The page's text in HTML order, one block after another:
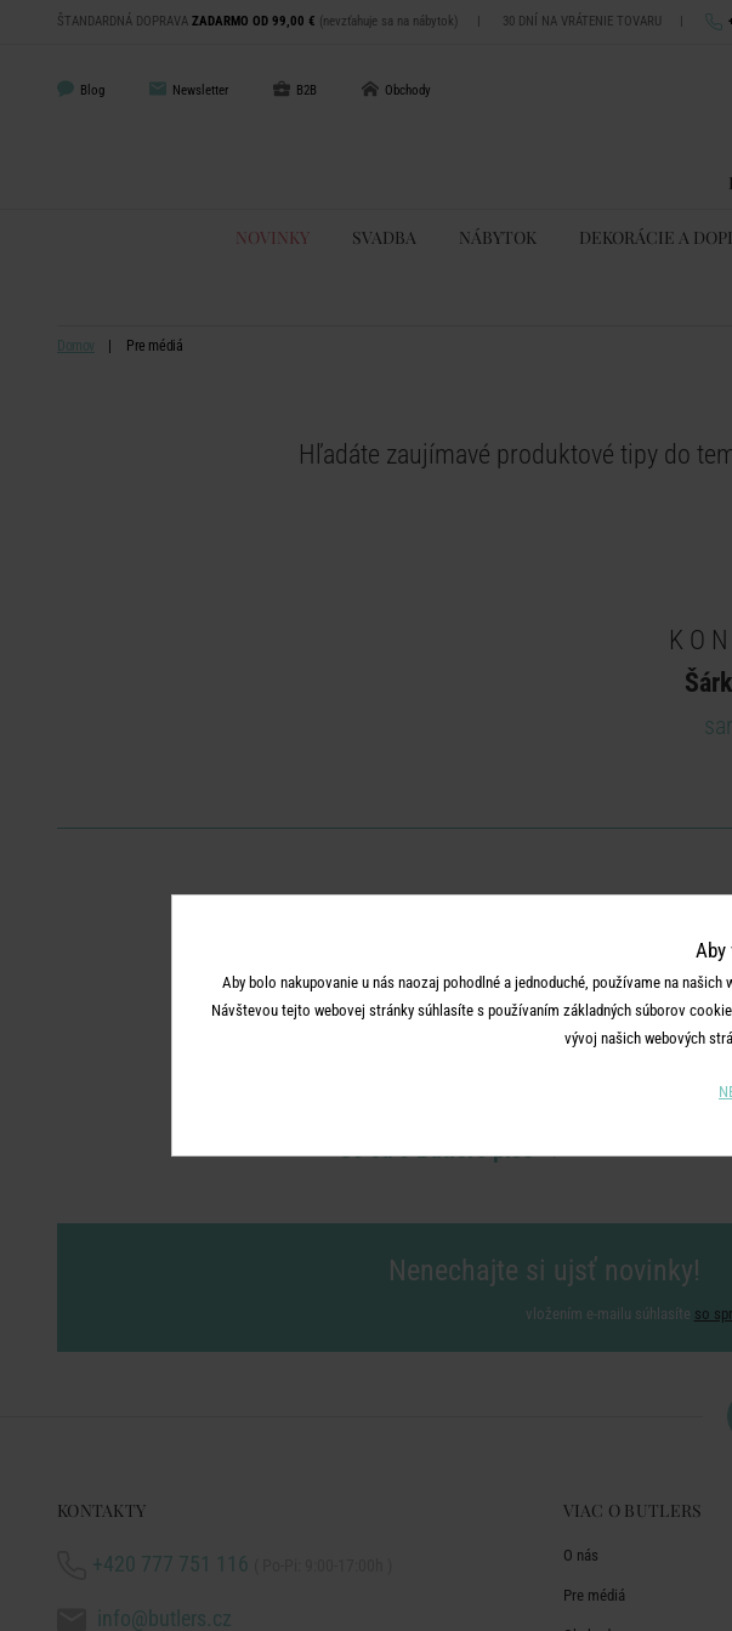
ŠTANDARDNÁ DOPRAVA ZADARMO OD 99,00 € (nevzťahuje sa na nábytok) | 30 DNÍ NA VRÁTENIE TOVARU |
Blog Newsletter B2B Obchody
NOVINKY SVADBA NÁBYTOK DEKORÁCIE A
Domov Pre médiá
Hľadáte zaujímavé produktové tipy do
K O
Čo sa o Butlers píše
Nenechajte si ujsť novinky!
vložením e-mailu súhlasíte so
KONTAKTY
+420 777 751 116
info@butlers.cz
VIAC O BUTLERS
O nás
Pre médiá
Aby
Aby bolo nakupovanie u nás naozaj pohodlné a jednoduché, používame na
Návštevou tejto webovej stránky súhlasíte s používaním základných súborov
vývoj našich webových